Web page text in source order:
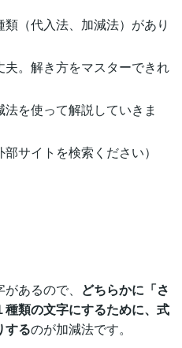
（代入法、加減法）があり
。解き方をマスターできれ
を使って解説していきま
サイトを検索ください）
あるので、 どちらかに「さ
類の文字にするために、式
するのが加減法です。